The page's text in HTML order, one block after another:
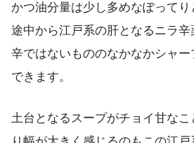
かつ油分量は少し多めなぽってり
途中から江戸系の肝となるニラ
辛ではないもののなかなかシャ
できます。
土台となるスープがチョイ甘な